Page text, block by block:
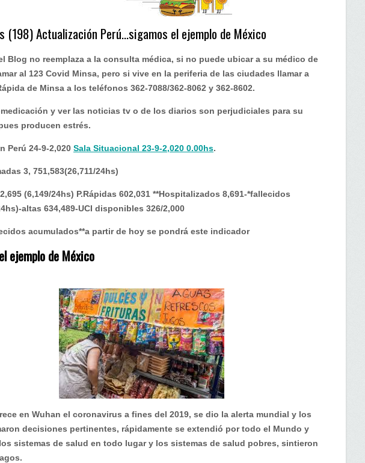
México
(198) Actualización Perú…sigamos el ejemplo de México
Blog no reemplaza a la consulta médica, si no puede ubicar a su médico de
al 123 Covid Minsa, pero si vive en la periferia de las ciudades llamar a
de Minsa a los teléfonos 362-7088/362-8062 y 362-8602.
y ver las noticias tv o de los diarios son perjudiciales para su
producen estrés.
Perú 24-9-2,020 Sala Situacional 23-9-2,020 0.00hs.
3, 751,583(26,711/24hs)
(6,149/24hs) P.Rápidas 602,031 **Hospitalizados 8,691-*fallecidos
altas 634,489-UCI disponibles 326/2,000
acumulados**a partir de hoy se pondrá este indicador
ejemplo de México
en Wuhan el coronavirus a fines del 2019, se dio la alerta mundial y los
decisiones pertinentes, rápidamente se extendió por todo el Mundo y
sistemas de salud en todo lugar y los sistemas de salud pobres, sintieron